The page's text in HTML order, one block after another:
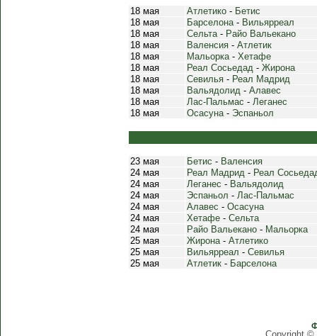
18 мая Атлетико - Бетис
18 мая
Барселона- Вильярреал
18 мая
Сельта- Райо Вальекано
18 мая
Валенсия - Атлетик
18 мая
Мальорка- Хетафе
18 мая
Реал Сосьедад - Жирона
18 мая
Севилья - Реал Мадрид
18 мая
Вальядолид - Алавес
18 мая
Лас-Пальмас - Леганес
18 мая
Осасуна- Эспаньол
23 мая Бетис - Валенсия
24 мая
Реал Мадрид - Реал
24 мая
Леганес - Вальядолид
24 мая
Эспаньол - Лас-Пальмас
24 мая
Алавес - Осасуна
24 мая
Хетафе - Сельта
24 мая
Райо Вальекано - Мальорка
25 мая
Жирона- Атлетико
25 мая
Вильярреал - Севилья
25 мая
Атлетик - Барселона